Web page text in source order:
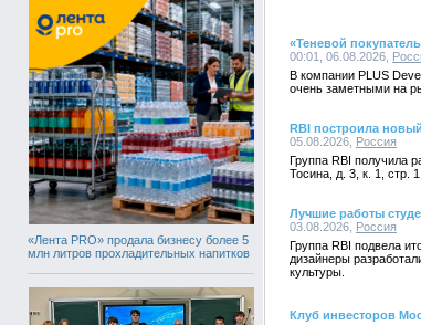
«Лента PRO» продала бизнесу более 5
млн литров прохладительных напитков
«Теневой
00:01, 06.08.2026,
В компании PLUS
очень заметными на
RBI построила
05.08.2026, Россия
Группа RBI получила
Тосина, д. 3, к. 1, стр.
Лучшие работы
03.08.2026, Россия
Группа RBI подвела
дизайнеры
культуры.
Клуб инвесторов